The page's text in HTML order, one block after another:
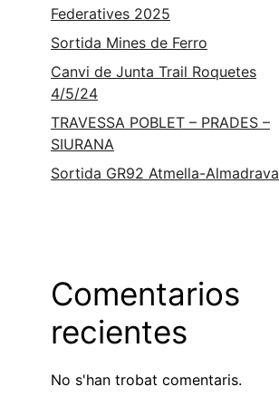
Federatives 2025
Sortida Mines de Ferro
Canvi de Junta Trail Roquetes
4/5/24
TRAVESSA POBLET – PRADES –
SIURANA
Sortida GR92 Atmella-Almadrava
Comentarios
recientes
No s'han trobat comentaris.